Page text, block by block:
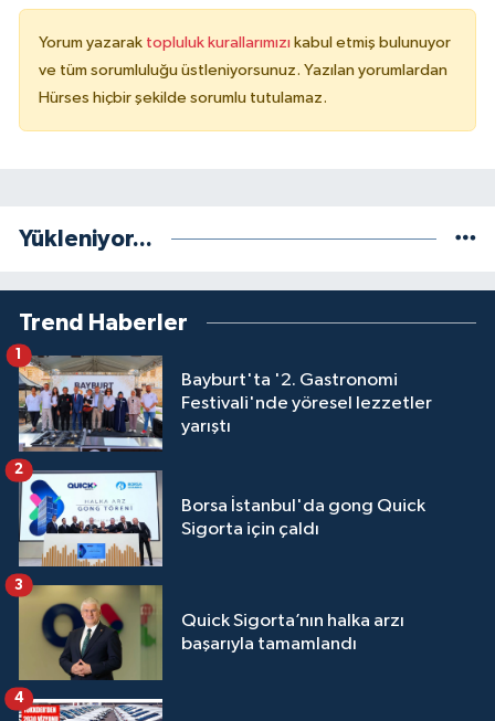
Yorum yazarak topluluk kurallarımızı kabul etmiş bulunuyor
ve tüm sorumluluğu üstleniyorsunuz. Yazılan yorumlardan
Hürses hiçbir şekilde sorumlu tutulamaz.
Yükleniyor...
Trend Haberler
Bayburt'ta '2. Gastronomi
Festivali'nde yöresel lezzetler
yarıştı
Borsa İstanbul'da gong Quick
Sigorta için çaldı
2
Quick Sigorta’nın halka arzı
başarıyla tamamlandı
3
4